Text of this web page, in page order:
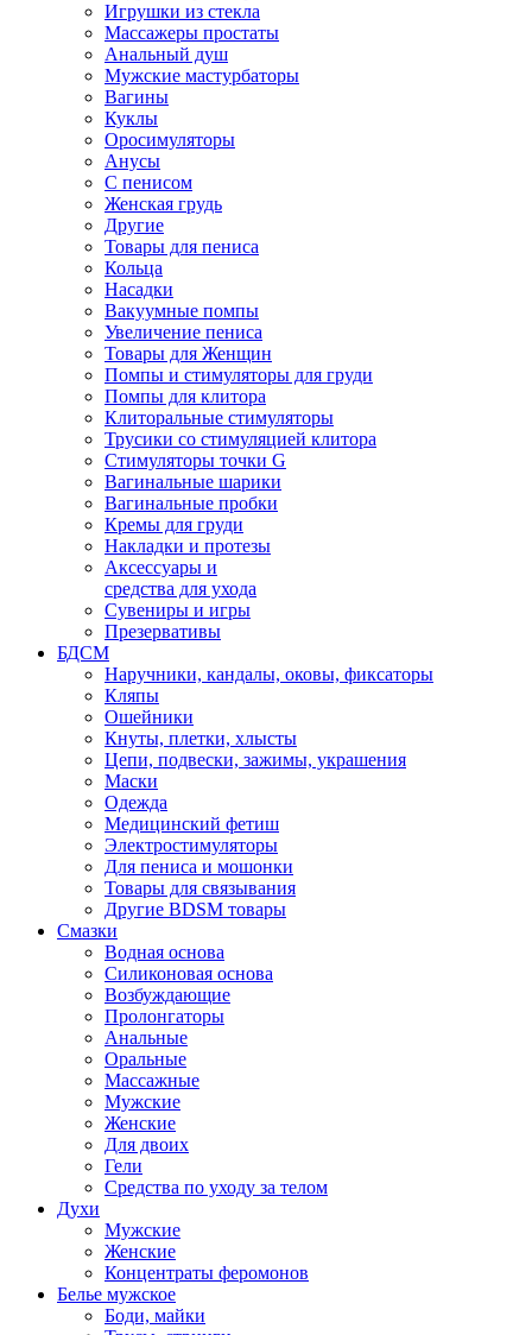
Игрушки из стекла
Массажеры простаты
Анальный душ
Мужские мастурбаторы
Вагины
Куклы
Оросимуляторы
Анусы
С пенисом
Женская грудь
Другие
Товары для пениса
Кольца
Насадки
Вакуумные помпы
Увеличение пениса
Товары для Женщин
Помпы и стимуляторы для груди
Помпы для клитора
Клиторальные стимуляторы
Трусики со стимуляцией клитора
Стимуляторы точки G
Вагинальные шарики
Вагинальные пробки
Кремы для груди
Накладки и протезы
Аксессуары и
средства для ухода
Сувениры и игры
Презервативы
БДСМ
Наручники, кандалы, оковы, фиксаторы
Кляпы
Ошейники
Кнуты, плетки, хлысты
Цепи, подвески, зажимы, украшения
Маски
Одежда
Медицинский фетиш
Электростимуляторы
Для пениса и мошонки
Товары для связывания
Другие BDSM товары
Смазки
Водная основа
Силиконовая основа
Возбуждающие
Пролонгаторы
Анальные
Оральные
Массажные
Мужские
Женские
Для двоих
Гели
Средства по уходу за телом
Духи
Мужские
Женские
Концентраты феромонов
Белье мужское
Боди, майки